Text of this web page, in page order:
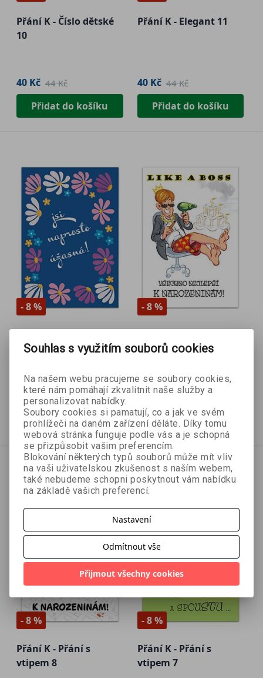
Přání K - Číslo dětské
10
40 Kč 44 Kč
Přidat do košíku
Přání K - Elegant 11
40 Kč 44 Kč
Přidat do košíku
- 8 %
40 Kč 44 Kč
Přidat do košíku
- 8 %
vtipem 9
40 Kč 44 Kč
Přidat do košíku
- 8 %
Přání K - Přání s
vtipem 8
- 8 %
Přání K - Přání s
vtipem 7
Souhlas s využitím souborů cookies
Na našem webu pracujeme se soubory cookies,
které nám pomáhají zkvalitnit naše služby a
personalizovat nabídky.
Soubory cookies si pamatují, co a jak ve svém
prohlížeči na daném zařízení děláte. Díky tomu
webová stránka funguje podle vás a je schopná
se přizpůsobit vašim preferencím.
Blokování některých typů souborů může mít vliv
na vaši uživatelskou zkušenost s naším webem,
také nebudeme schopni poskytnout vám nabídku
na základě vašich preferencí.
Nastavení
Odmítnout vše
Přijmout všechny cookies